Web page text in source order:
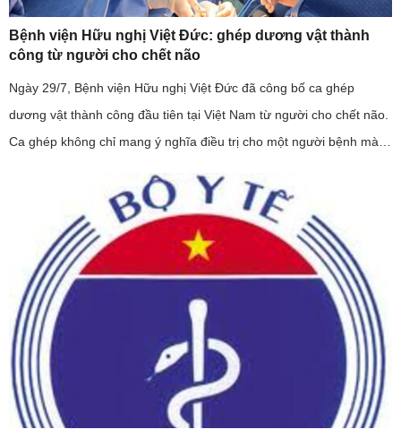
Bệnh viện Hữu nghị Việt Đức: ghép dương vật thành
công từ người cho chết não
Ngày 29/7, Bệnh viện Hữu nghị Việt Đức đã công bố ca ghép
dương vật thành công đầu tiên tại Việt Nam từ người cho chết não.
Ca ghép không chỉ mang ý nghĩa điều trị cho một người bệnh mà